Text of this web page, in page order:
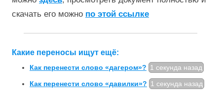
скачать его можно по этой ссылке
Какие переносы ищут ещё:
Как перенести слово «дагером»? 1 секунда назад
Как перенести слово «давилки»? 1 секунда назад